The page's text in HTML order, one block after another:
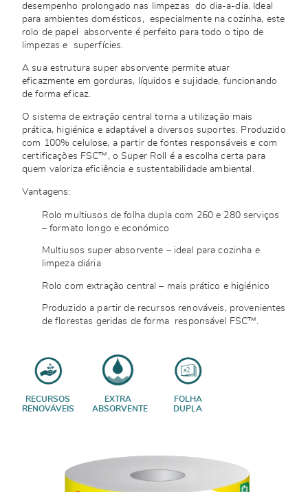
desempenho prolongado nas limpezas do dia-a-dia. Ideal
para ambientes domésticos, especialmente na cozinha, este
rolo de papel absorvente é perfeito para todo o tipo de
limpezas e superfícies.
A sua estrutura super absorvente permite atuar
eficazmente em gorduras, líquidos e sujidade, funcionando
de forma eficaz.
O sistema de extração central torna a utilização mais
prática, higiénica e adaptável a diversos suportes. Produzido
com 100% celulose, a partir de fontes responsáveis e com
certificações FSC™, o Super Roll é a escolha certa para
quem valoriza eficiência e sustentabilidade ambiental.
Vantagens:
Rolo multiusos de folha dupla com 260 e 280 serviços
– formato longo e económico
Multiusos super absorvente – ideal para cozinha e
limpeza diária
Rolo com extração central – mais prático e higiénico
Produzido a partir de recursos renováveis, provenientes
de florestas geridas de forma responsável FSC™.
RECURSOS
RENOVÁVEIS
EXTRA
ABSORVENTE
FOLHA
DUPLA